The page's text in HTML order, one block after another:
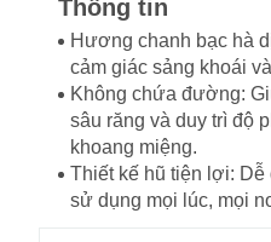
Thông tin
Hương chanh bạc hà
cảm giác sảng khoái
Không chứa đường:
sâu răng và duy trì độ
khoang miệng.
Thiết kế hũ tiện lợi: Dễ
sử dụng mọi lúc, mọi